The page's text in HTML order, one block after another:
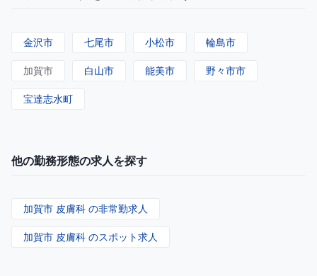
金沢市 七尾市 小松市 輪島市
加賀市 白山市 能美市 野々市市
宝達志水町
他の勤務形態の求人を探す
加賀市 皮膚科 の非常勤求人
加賀市 皮膚科 のスポット求人